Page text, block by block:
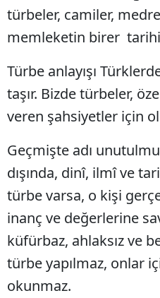
türbeler, camiler,
memleketin birer
Türbe anlayışı
taşır. Bizde türbeler,
veren şahsiyetler için
Geçmişte adı
dışında, dinî, ilmî ve
türbe varsa, o kişi
inanç ve değerlerine
küfürbaz, ahlaksız ve
türbe yapılmaz, onlar
okunmaz.